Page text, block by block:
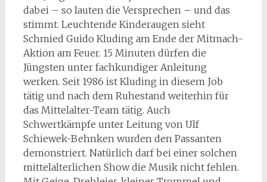
dabei – so lauten die Versprechen – und das
stimmt. Leuchtende Kinderaugen sieht
Schmied Guido Kluding am Ende der Mitmach-
Aktion am Feuer. 15 Minuten dürfen die
Jüngsten unter fachkundiger Anleitung
werken. Seit 1986 ist Kluding in diesem Job
tätig und nach dem Ruhestand weiterhin für
das Mittelalter-Team tätig. Auch
Schwertkämpfe unter Leitung von Ulf
Schiewek-Behnken wurden den Passanten
demonstriert. Natürlich darf bei einer solchen
mittelalterlichen Show die Musik nicht fehlen.